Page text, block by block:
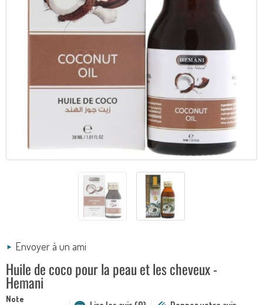
Envoyer à un ami
Huile de coco pour la peau et les cheveux -
Hemani
Note